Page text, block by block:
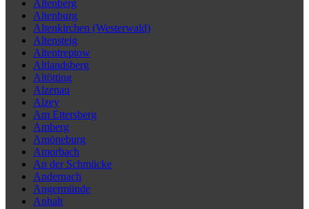
Altenberg
Altenburg
Altenkirchen (Westerwald)
Altensteig
Altentreptow
Altlandsberg
Altötting
Alzenau
Alzey
Am Ettersberg
Amberg
Amöneburg
Amorbach
An der Schmücke
Andernach
Angermünde
Anhalt